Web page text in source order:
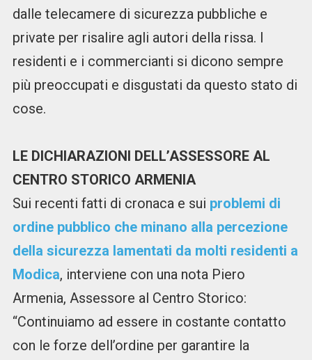
dalle telecamere di sicurezza pubbliche e
private per risalire agli autori della rissa. I
residenti e i commercianti si dicono sempre
più preoccupati e disgustati da questo stato di
cose.
LE DICHIARAZIONI DELL’ASSESSORE AL
CENTRO STORICO ARMENIA
Sui recenti fatti di cronaca e sui problemi di
ordine pubblico che minano alla percezione
della sicurezza lamentati da molti residenti a
Modica, interviene con una nota Piero
Armenia, Assessore al Centro Storico:
“Continuiamo ad essere in costante contatto
con le forze dell’ordine per garantire la